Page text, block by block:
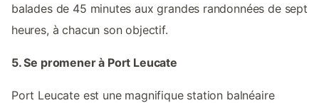
balades de 45 minutes aux grandes randonnées de sept
heures, à chacun son objectif.
5. Se promener à Port Leucate
Port Leucate est une magnifique station balnéaire